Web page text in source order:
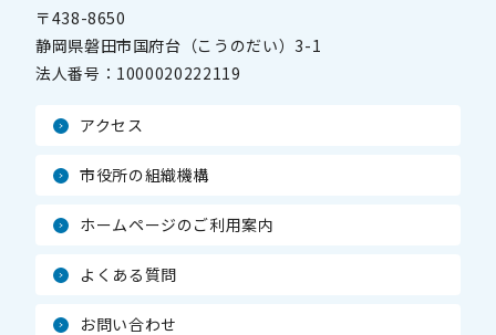
〒438-8650
静岡県磐田市国府台（こうのだい）3-1
法人番号： 1000020222119
アクセス
市役所の組織機構
ホームページのご利用案内
よくある質問
お問い合わせ